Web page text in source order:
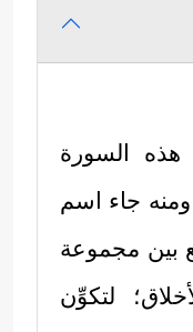
هذه السورة
ومنه جاء اسم
بين مجموعة
لتكوِّن